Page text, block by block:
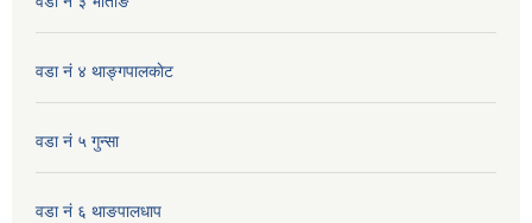
वडा नं ४ थाङ्गपालकाेट
वडा नं ५ गुन्सा
वडा नं ६ थाङपालधाप